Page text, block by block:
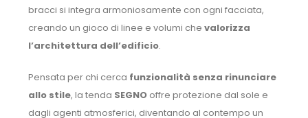
bracci si integra armoniosamente con ogni facciata,
creando un gioco di linee e volumi che valorizza
l’architettura dell’edificio.
Pensata per chi cerca funzionalità senza rinunciare
allo stile, la tenda SEGNOoffre protezione dal sole e
dagli agenti atmosferici, diventando al contempo un